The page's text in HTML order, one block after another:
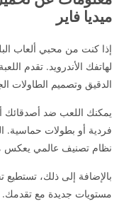
ميديا فاير
لهاتفك الأندرويد. تقدم
الدقيق وتصميم الطاولات
يمكنك اللعب ضد أصدقائك
فردية أو بطولات حماسية.
نظام تصنيف عالمي يعكس
بالإضافة إلى ذلك، تستطيع
مستويات جديدة مع تقدمك.